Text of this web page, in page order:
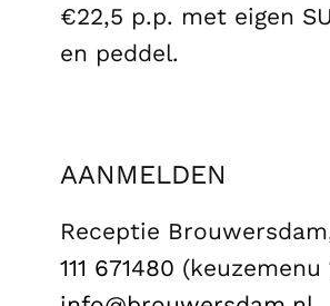
€22,5 p.p. met eigen
en peddel.
AANMELDEN
Receptie
111 671480 (keuzemenu